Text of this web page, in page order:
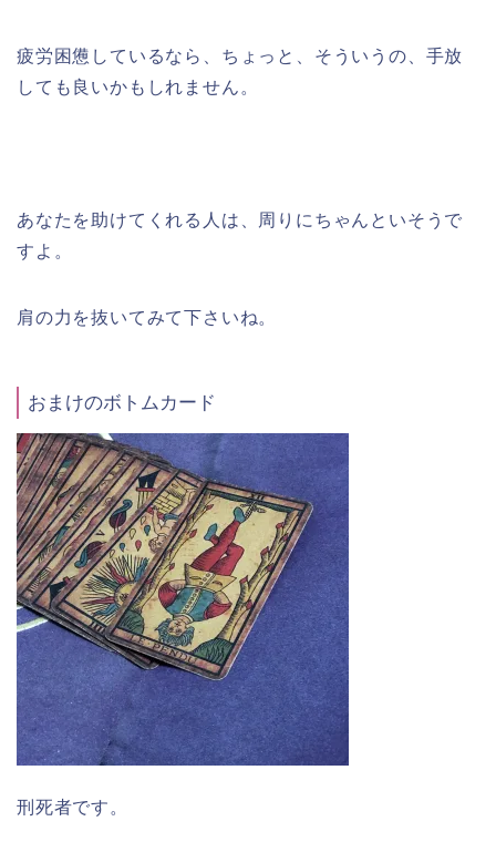
疲労困憊しているなら、ちょっと、そういうの、手放
しても良いかもしれません。
あなたを助けてくれる人は、周りにちゃんといそうで
すよ。
肩の力を抜いてみて下さいね。
おまけのボトムカード
刑死者です。